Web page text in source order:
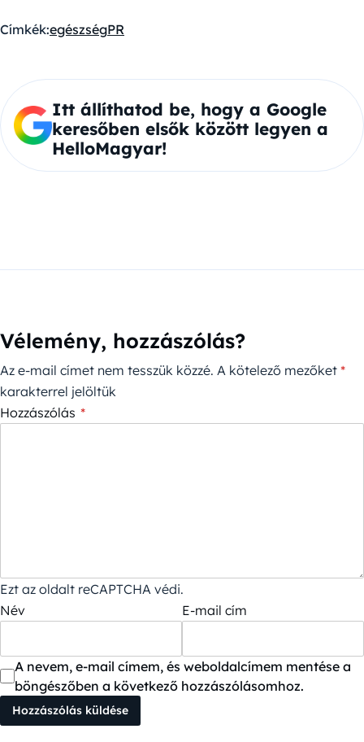
Címkék:egészségPR
Itt állíthatod be, hogy a Google
keresőben elsők között legyen a
HelloMagyar!
Vélemény, hozzászólás?
Az e-mail címet nem tesszük közzé. A kötelező mezőket *
karakterrel jelöltük
Hozzászólás *
Ezt az oldalt reCAPTCHA védi.
Név
E-mail cím
A nevem, e-mail címem, és weboldalcímem mentése a
böngészőben a következő hozzászólásomhoz.